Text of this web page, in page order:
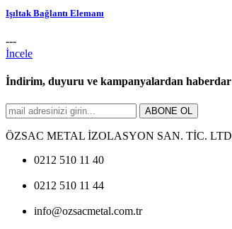
Işıltak Bağlantı Elemanı
---
İncele
İndirim, duyuru ve kampanyalardan
ABONE OL
ÖZSAC METAL İZOLASYON SAN. TİC.
0212 510 11 40
0212 510 11 44
info@ozsacmetal.com.tr